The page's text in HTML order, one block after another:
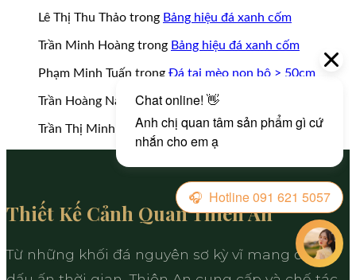
Lê Thị Thu Thảo trong Bảng hiệu đá xanh cốm
Trần Minh Hoàng trong Bảng hiệu đá xanh cốm
Phạm Minh Tuấn trong Đá tai mèo non bộ > 50cm
Trần Hoàng Nam trongĐá tai mèo non bộ > 50cm
Trần Thị Minh Thưtrong Bảng hiệu đá lũa đen
Thiết Kế Cảnh Quan Thiên An
Từ những khối đá nguyên sơ kỳ vĩ mang đậm